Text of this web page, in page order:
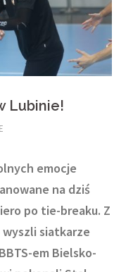
Lubinie!
emocje
na dziś
po tie-breaku. Z
siatkarze
em Bielsko-